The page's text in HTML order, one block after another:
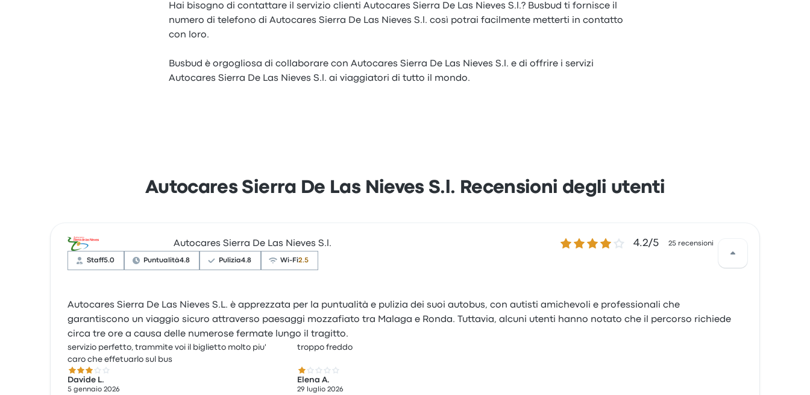
Hai bisogno di contattare il servizio clienti Autocares Sierra De Las Nieves S.l.? Busbud ti fornisce il
numero di telefono di Autocares Sierra De Las Nieves S.l. così potrai facilmente metterti in contatto
con loro.
Busbud è orgogliosa di collaborare con Autocares Sierra De Las Nieves S.l. e di offrire i servizi
Autocares Sierra De Las Nieves S.l. ai viaggiatori di tutto il mondo.
Autocares Sierra De Las Nieves S.l. Recensioni degli utenti
Autocares Sierra De Las Nieves S.l. 4.2 su 5 stelle 4.2/5 25 recensioni
Staff5.0 Puntualità4.8 Pulizia4.8 Wi-Fi2.5
Autocares Sierra De Las Nieves S.L. è apprezzata per la puntualità e pulizia dei suoi autobus, con autisti amichevoli e professionali che
garantiscono un viaggio sicuro attraverso paesaggi mozzafiato tra Malaga e Ronda. Tuttavia, alcuni utenti hanno notato che il percorso richiede
circa tre ore a causa delle numerose fermate lungo il tragitto.
servizio perfetto, trammite voi il biglietto molto piu'
caro che effetuarlo sul bus
3.0 su 5 stelle
Davide L.
5 gennaio 2026
troppo freddo
1.0 su 5 stelle
Elena A.
29 luglio 2026